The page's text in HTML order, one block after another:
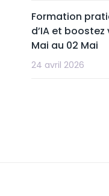
Formation
d’IA et
Mai au 02 Mai
24 avril 2026